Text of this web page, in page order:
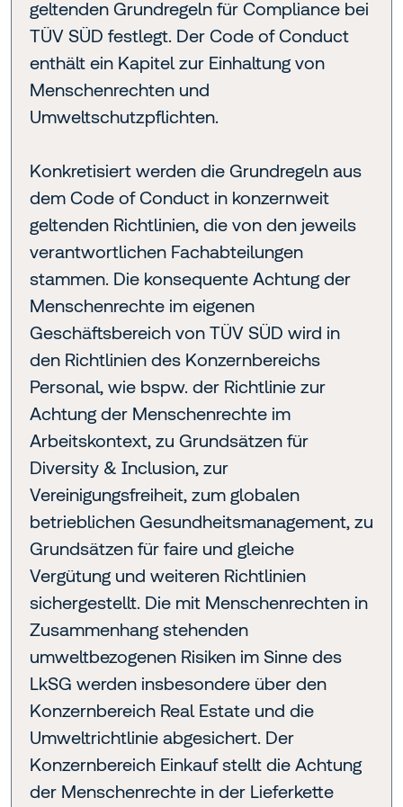
geltenden Grundregeln für Compliance bei
TÜV SÜD festlegt. Der Code of Conduct
enthält ein Kapitel zur Einhaltung von
Menschenrechten und
Umweltschutzpflichten.
Konkretisiert werden die Grundregeln aus
dem Code of Conduct in konzernweit
geltenden Richtlinien, die von den jeweils
verantwortlichen Fachabteilungen
stammen. Die konsequente Achtung der
Menschenrechte im eigenen
Geschäftsbereich von TÜV SÜD wird in
den Richtlinien des Konzernbereichs
Personal, wie bspw. der Richtlinie zur
Achtung der Menschenrechte im
Arbeitskontext, zu Grundsätzen für
Diversity & Inclusion, zur
Vereinigungsfreiheit, zum globalen
betrieblichen Gesundheitsmanagement, zu
Grundsätzen für faire und gleiche
Vergütung und weiteren Richtlinien
sichergestellt. Die mit Menschenrechten in
Zusammenhang stehenden
umweltbezogenen Risiken im Sinne des
LkSG werden insbesondere über den
Konzernbereich Real Estate und die
Umweltrichtlinie abgesichert. Der
Konzernbereich Einkauf stellt die Achtung
der Menschenrechte in der Lieferkette